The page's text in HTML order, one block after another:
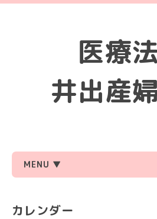
医療
井出産
MENU ▼
カレンダー